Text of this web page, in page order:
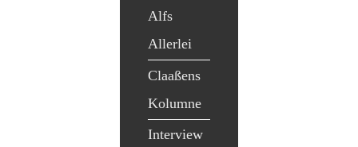
Alfs
Allerlei
Claaßens
Kolumne
Interview